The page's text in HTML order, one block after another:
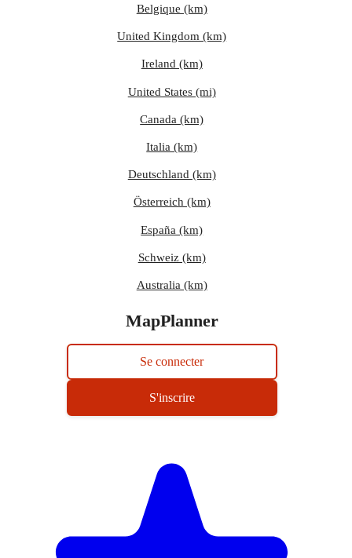
Belgique (km)
United Kingdom (km)
Ireland (km)
United States (mi)
Canada (km)
Italia (km)
Deutschland (km)
Österreich (km)
España (km)
Schweiz (km)
Australia (km)
MapPlanner
Se connecter
S'inscrire